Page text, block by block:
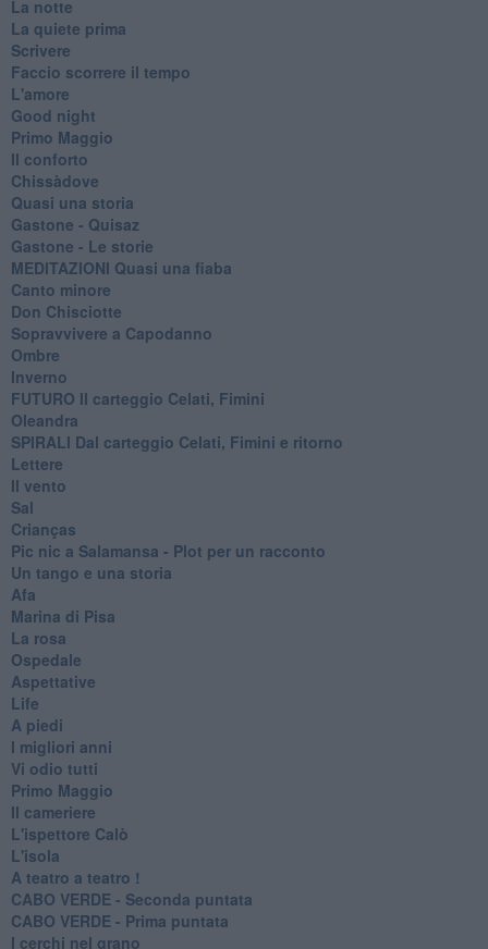
La notte
La quiete prima
Scrivere
Faccio scorrere il tempo
L'amore
Good night
Primo Maggio
Il conforto
Chissàdove
Quasi una storia
Gastone - Quisaz
Gastone - Le storie
MEDITAZIONI Quasi una fiaba
Canto minore
Don Chisciotte
Sopravvivere a Capodanno
Ombre
Inverno
FUTURO Il carteggio Celati, Fimini
Oleandra
SPIRALI Dal carteggio Celati, Fimini e ritorno
Lettere
Il vento
Sal
Crianças
Pic nic a Salamansa - Plot per un racconto
Un tango e una storia
Afa
Marina di Pisa
La rosa
Ospedale
Aspettative
Life
A piedi
I migliori anni
Vi odio tutti
Primo Maggio
Il cameriere
L'ispettore Calò
L'isola
A teatro a teatro !
CABO VERDE - Seconda puntata
CABO VERDE - Prima puntata
I cerchi nel grano